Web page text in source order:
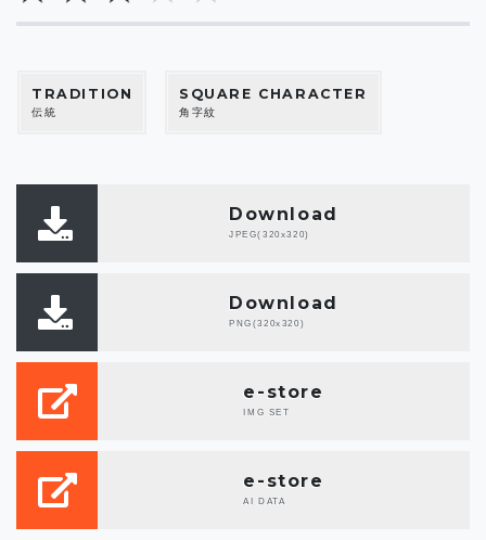
TRADITION
伝統
SQUARE CHARACTER
角字紋
Download
JPEG(320x320)
Download
PNG(320x320)
e-store
IMG SET
e-store
AI DATA